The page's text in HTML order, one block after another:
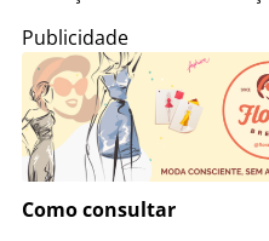
Publicidade
Como consultar